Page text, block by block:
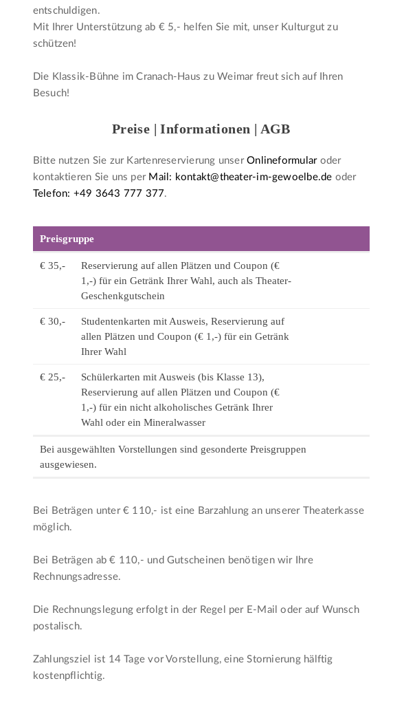
entschuldigen.
Mit Ihrer Unterstützung ab € 5,- helfen Sie mit, unser Kulturgut zu
schützen!
Die Klassik-Bühne im Cranach-Haus zu Weimar freut sich auf Ihren
Besuch!
Preise | Informationen | AGB
Bitte nutzen Sie zur Kartenreservierung unserOnlineformularoder
kontaktieren Sie uns per Mail: kontakt@theater-im-gewoelbe.de oder
Telefon: +49 3643 777 377.
Preisgruppe
€ 35,-
Reservierung auf allen Plätzen und Coupon (€
1,-) für ein Getränk Ihrer Wahl, auch als Theater-
Geschenkgutschein
€ 30,-
Studentenkarten mit Ausweis, Reservierung auf
allen Plätzen und Coupon (€ 1,-) für ein Getränk
Ihrer Wahl
€ 25,-
Schülerkarten mit Ausweis (bis Klasse 13),
Reservierung auf allen Plätzen und Coupon (€
1,-) für ein nicht alkoholisches Getränk Ihrer
Wahl oder ein Mineralwasser
Bei ausgewählten Vorstellungen sind gesonderte Preisgruppen
ausgewiesen.
Bei Beträgen unter € 110,- ist eine Barzahlung an unserer Theaterkasse
möglich.
Bei Beträgen ab € 110,- und Gutscheinen benötigen wir Ihre
Rechnungsadresse.
Die Rechnungslegung erfolgt in der Regel per E-Mail oder auf Wunsch
postalisch.
Zahlungsziel ist 14 Tage vor Vorstellung, eine Stornierung hälftig
kostenpflichtig.